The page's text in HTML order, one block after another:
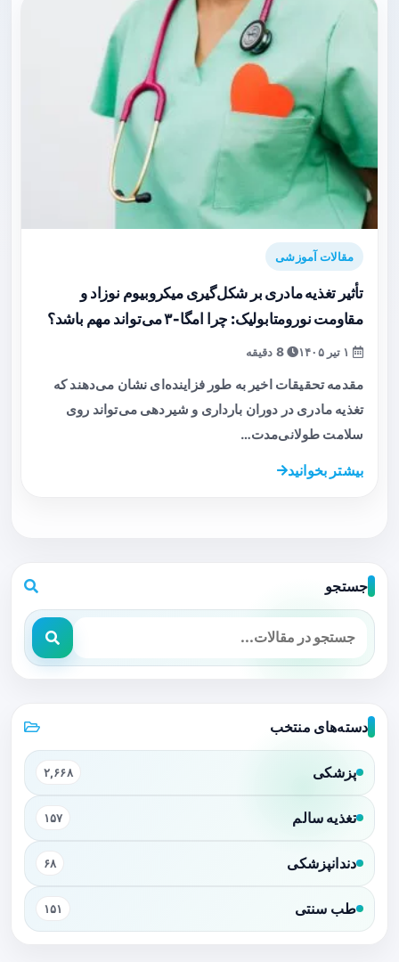
مقالات آموزشی
تأثیر تغذیه مادری بر شکل‌گیری میکروبیوم نوزاد و
مقاومت نورومتابولیک: چرا امگا‑۳ می‌تواند مهم باشد؟
8 دقیقه
مقدمه تحقیقات اخیر به طور فزاینده‌ای نشان می‌دهند که
تغذیه مادری در دوران بارداری و شیردهی می‌تواند روی
سلامت طولانی‌مدت…
بیشتر بخوانید
جستجو
دسته‌های منتخب
پزشکی ۲,۶۶۸
تغذیه سالم ۱۵۷
دندانپزشکی ۶۸
طب سنتی ۱۵۱